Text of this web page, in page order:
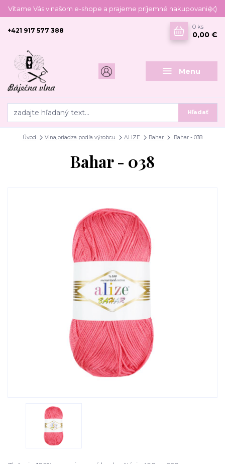
Vítame Vás v našom e-shope a prajeme príjemné nakupovanie :)
Menu
Hľadať
+421 917 577 388
0 ks
0,00 €
Úvod Vlna,priadza podľa výrobcu ALIZE Bahar Bahar - 038
Bahar - 038